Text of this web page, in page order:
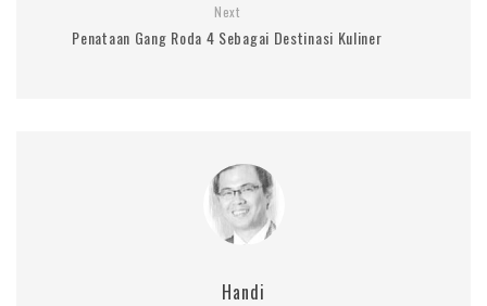
Next
Penataan Gang Roda 4 Sebagai Destinasi Kuliner
Handi